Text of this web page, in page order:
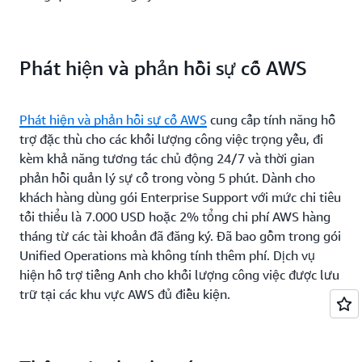
quá 250.000 USD
Phát hiện và phản hồi sự cố AWS
Phát hiện và phản hồi sự cố AWS cung cấp tính năng hỗ
trợ đặc thù cho các khối lượng công việc trọng yếu, đi
kèm khả năng tương tác chủ động 24/7 và thời gian
phản hồi quản lý sự cố trong vòng 5 phút. Dành cho
khách hàng dùng gói Enterprise Support với mức chi tiêu
tối thiểu là 7.000 USD hoặc 2% tổng chi phí AWS hàng
tháng từ các tài khoản đã đăng ký. Đã bao gồm trong gói
Unified Operations mà không tính thêm phí. Dịch vụ
hiện hỗ trợ tiếng Anh cho khối lượng công việc được lưu
trữ tại các khu vực AWS đủ điều kiện.